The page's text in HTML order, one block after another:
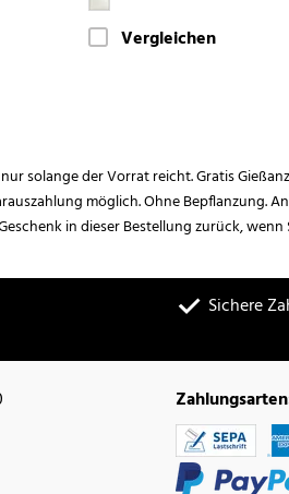
Vergleichen
solange der Vorrat reicht. Gratis
möglich. Ohne
in dieser Bestellung zurück,
Sichere